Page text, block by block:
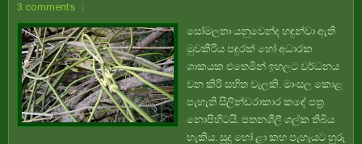
3 comments
සෝමලතා යනුවෙන්ද හඳුන්වා ඇති
මුවකීරිය පඳුරක් හෝ අධාරක
ශාකයක එතෙමින් ඉහලට වර්ධනය
වන කිරි සහිත වැලකි. මාංසල කොළ
පැහැති සිලින්ඩරාකාර කඳේ පත්‍ර
නොපිහිටයි. පතනශීලී ශල්ක තිබිය
හැකිය. සුදු හෝ ළා කහ පැහැයට හුරු